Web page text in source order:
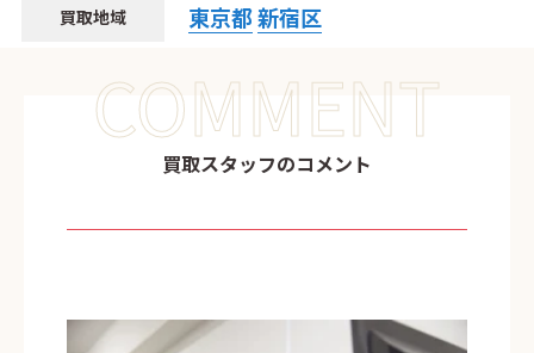
買取地域 東京都新宿区
買取スタッフのコメント
COMMENT